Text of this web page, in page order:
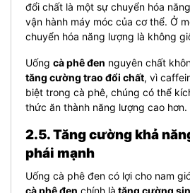
đổi chất là một sự chuyển hóa
vận hành máy móc của cơ thể. Ở
chuyển hóa năng lượng là không
Uống cà phê đen nguyên chất
tăng cường trao đổi chất, vì
biệt trong cà phê, chúng có thể
thức ăn thành năng lượng cao hơn.
2.5. Tăng cường khả
phái mạnh
Uống cà phê đen có lợi cho nam